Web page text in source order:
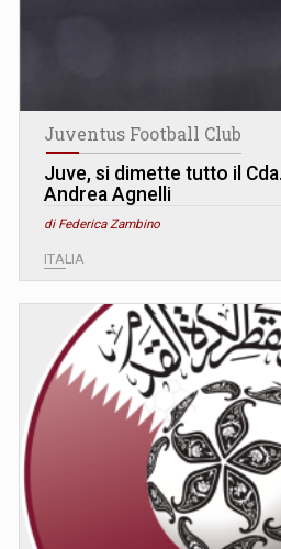
Juventus Football Club
Juve, si dimette tutto il
Andrea Agnelli
di Federica Zambino
ITALIA